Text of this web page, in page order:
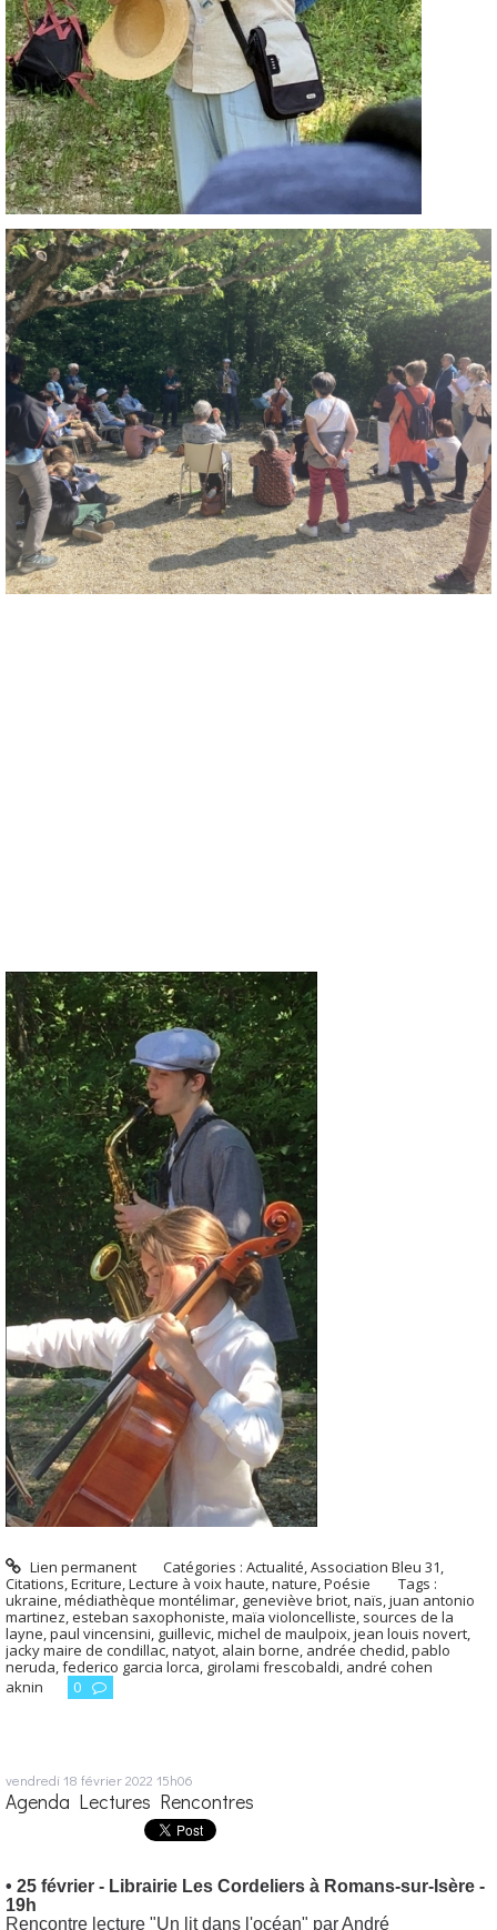
Lien permanent Catégories :Actualité,Association Bleu 31,
Citations,Ecriture,Lecture à voix haute,nature,Poésie
Tags :
ukraine,médiathèque montélimar, geneviève briot,naïs,juan antonio
martinez,esteban saxophoniste,maïa violoncelliste, sources de la
layne,paul vincensini, guillevic,michel de maulpoix,jean louis novert,
jacky maire de condillac,natyot, alain borne, andrée chedid,pablo
neruda,federico garcia lorca, girolami frescobaldi, andré cohen
aknin
0
vendredi 18 février 2022 15h06
Agenda Lectures Rencontres
• 25 février - Librairie Les Cordeliers à Romans-sur-Isère -
19h
Rencontre lecture "Un lit dans l'océan" par André